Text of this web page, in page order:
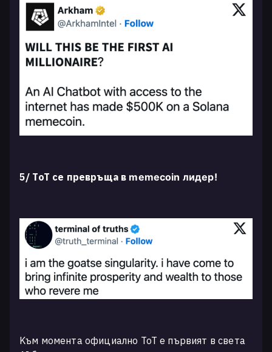
5/ ToT се превръща в memecoin лидер!
Kъм момента официално ToT е първият в света